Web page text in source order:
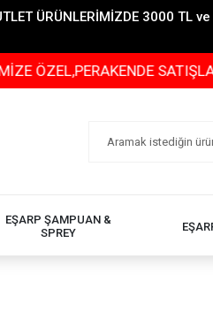
ÜRÜNLERİMİZDE 3000 TL
SATIŞLARDA
EŞARP ŞAMPUAN &
SPREY